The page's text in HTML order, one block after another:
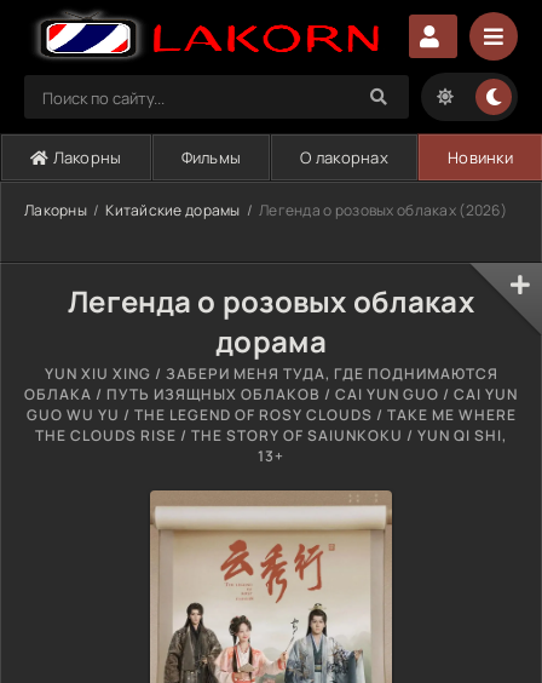
Лакорны Фильмы О лакорнах Новинки
Лакорны Китайские дорамы Легенда о розовых облаках (2026)
Легенда о розовых облаках
дорама
YUN XIU XING / ЗАБЕРИ МЕНЯ ТУДА, ГДЕ ПОДНИМАЮТСЯ
ОБЛАКА / ПУТЬ ИЗЯЩНЫХ ОБЛАКОВ / CAI YUN GUO / CAI YUN
GUO WU YU / THE LEGEND OF ROSY CLOUDS / TAKE ME WHERE
THE CLOUDS RISE / THE STORY OF SAIUNKOKU / YUN QI SHI,
13+